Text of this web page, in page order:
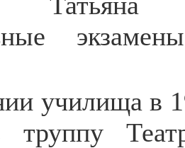
училища в
труппу